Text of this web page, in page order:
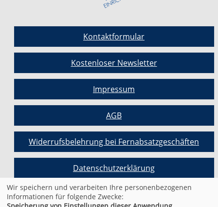
Kontaktformular
Kostenloser Newsletter
Impressum
AGB
Widerrufsbelehrung bei Fernabsatzgeschäften
Datenschutzerklärung
Cookie Einstellungen
Wir speichern und verarbeiten Ihre personenbezogenen
Informationen für folgende Zwecke: